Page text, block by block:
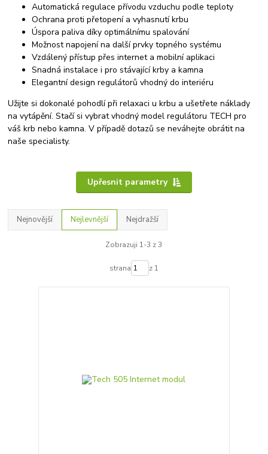
Automatická regulace přívodu vzduchu podle teploty
Ochrana proti přetopení a vyhasnutí krbu
Úspora paliva díky optimálnímu spalování
Možnost napojení na další prvky topného systému
Vzdálený přístup přes internet a mobilní aplikaci
Snadná instalace i pro stávající krby a kamna
Elegantní design regulátorů vhodný do interiéru
Užijte si dokonalé pohodlí při relaxaci u krbu a ušetřete náklady
na vytápění. Stačí si vybrat vhodný model regulátoru TECH pro
váš krb nebo kamna. V případě dotazů se neváhejte obrátit na
naše specialisty.
Upřesnit parametry
Nejnovější Nejlevnější Nejdražší
Zobrazuji 1-3 z 3
strana z 1